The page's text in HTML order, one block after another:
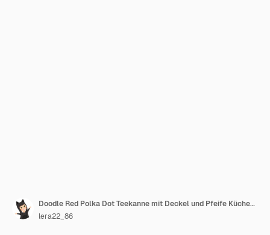
Doodle Red Polka Dot Teekanne mit Deckel und Pfeife Küchengeräte Utensilien für Camping-Picknick Kochen auf Gas oder Feuer Umriss schwarz-weißer Vektordarstellung isoliert auf weißem Hintergrund
lera22_86